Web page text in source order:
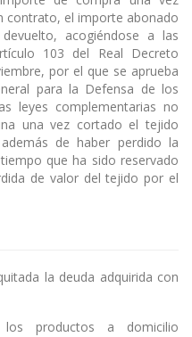
contrato, el importe abonado
acogiéndose a las
103 del Real Decreto
por el que se aprueba
para la Defensa de los
leyes complementarias no
una vez cortado el tejido
de haber perdido la
que ha sido reservado
de valor del tejido por el
la deuda adquirida con
los productos a domicilio